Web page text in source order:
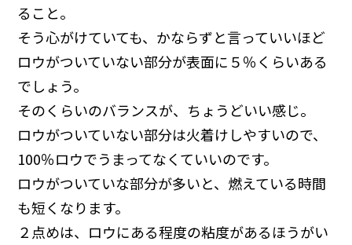
ること。
そう心がけていても、かならずと言っていいほど
ロウがついていない部分が表面に５％くらいある
でしょう。
そのくらいのバランスが、ちょうどいい感じ。
ロウがついていない部分は火着けしやすいので、
100％ロウでうまってなくていいのです。
ロウがついていな部分が多いと、燃えている時間
も短くなります。
２点めは、ロウにある程度の粘度があるほうがい